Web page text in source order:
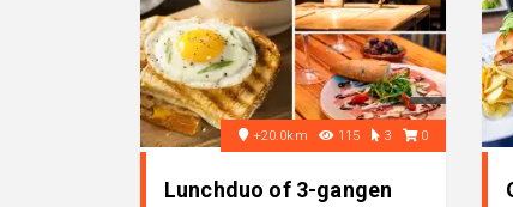
+20.0km 115 3 0
Lunchduo of 3-gangen